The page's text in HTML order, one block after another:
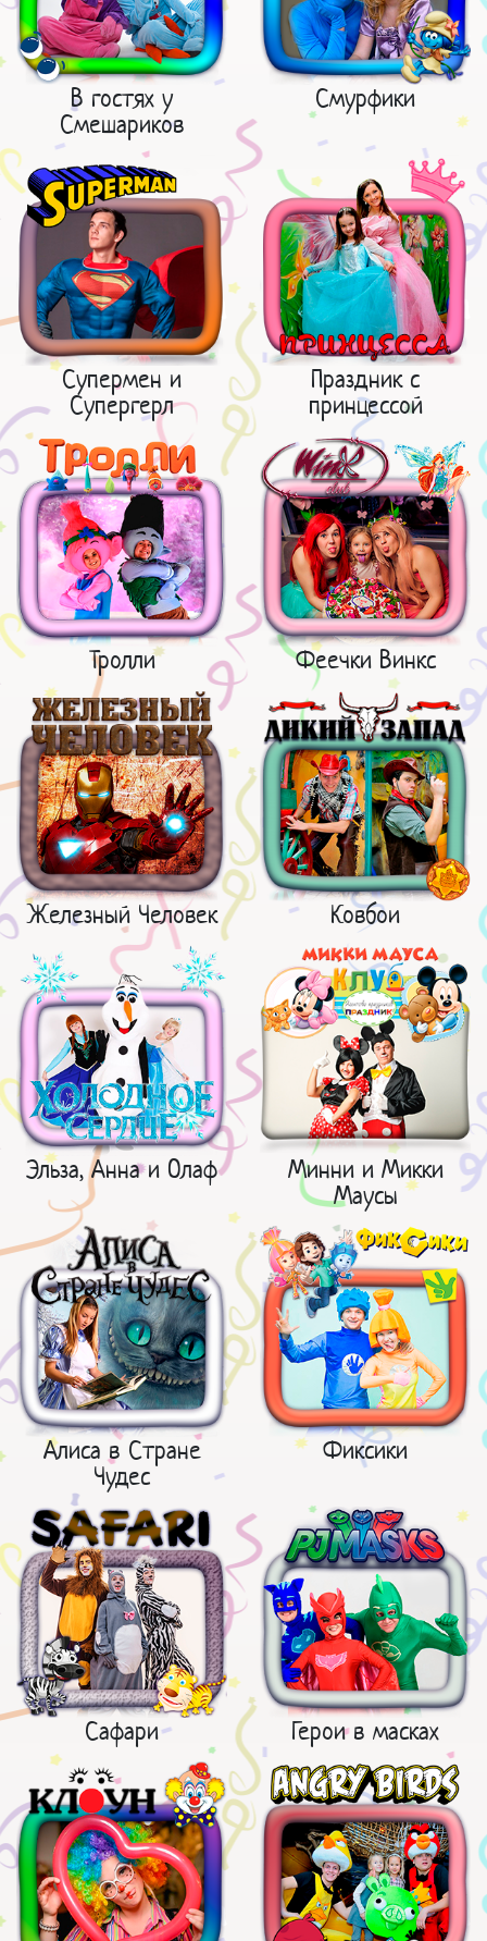
В гостях у
Смешариков
Смурфики
Супермен и
Супергерл
Праздник с
принцессой
Тролли Феечки Винкс
Железный Человек Ковбои
Эльза, Анна и Олаф
Минни и Микки
Маусы
Алиса в Стране
Чудес
Фиксики
Сафари Герои в масках